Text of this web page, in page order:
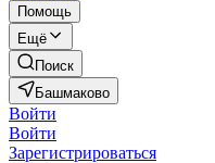
Помощь
Ещё
Поиск
Башмаково
Войти
Войти
Зарегистрироваться